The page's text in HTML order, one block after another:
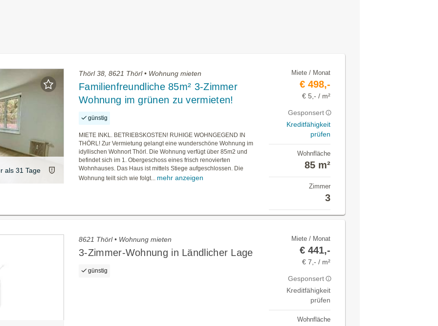
als 31 Tage
Thörl 38, 8621 Thörl • Wohnung mieten
Familienfreundliche 85m² 3-Zimmer
Wohnung im grünen zu vermieten!
günstig
MIETE INKL. BETRIEBSKOSTEN! RUHIGE WOHNGEGEND IN
THÖRL! Zur Vermietung gelangt eine wunderschöne Wohnung im
idyllischen Wohnort Thörl. Die Wohnung verfügt über 85m2 und
befindet sich im 1. Obergeschoss eines frisch renovierten
Wohnhauses. Das Haus ist mittels Stiege aufgeschlossen. Die
Wohnung teilt sich wie folgt... mehr anzeigen
Miete / Monat
€ 498,-
€ 5,- / m²
Gesponsert
Kreditfähigkeit
prüfen
Wohnfläche
85 m²
Zimmer
3
8621 Thörl • Wohnung mieten
3-Zimmer-Wohnung in Ländlicher Lage
günstig
Miete / Monat
€ 441,-
€ 7,- / m²
Gesponsert
Kreditfähigkeit
prüfen
Wohnfläche